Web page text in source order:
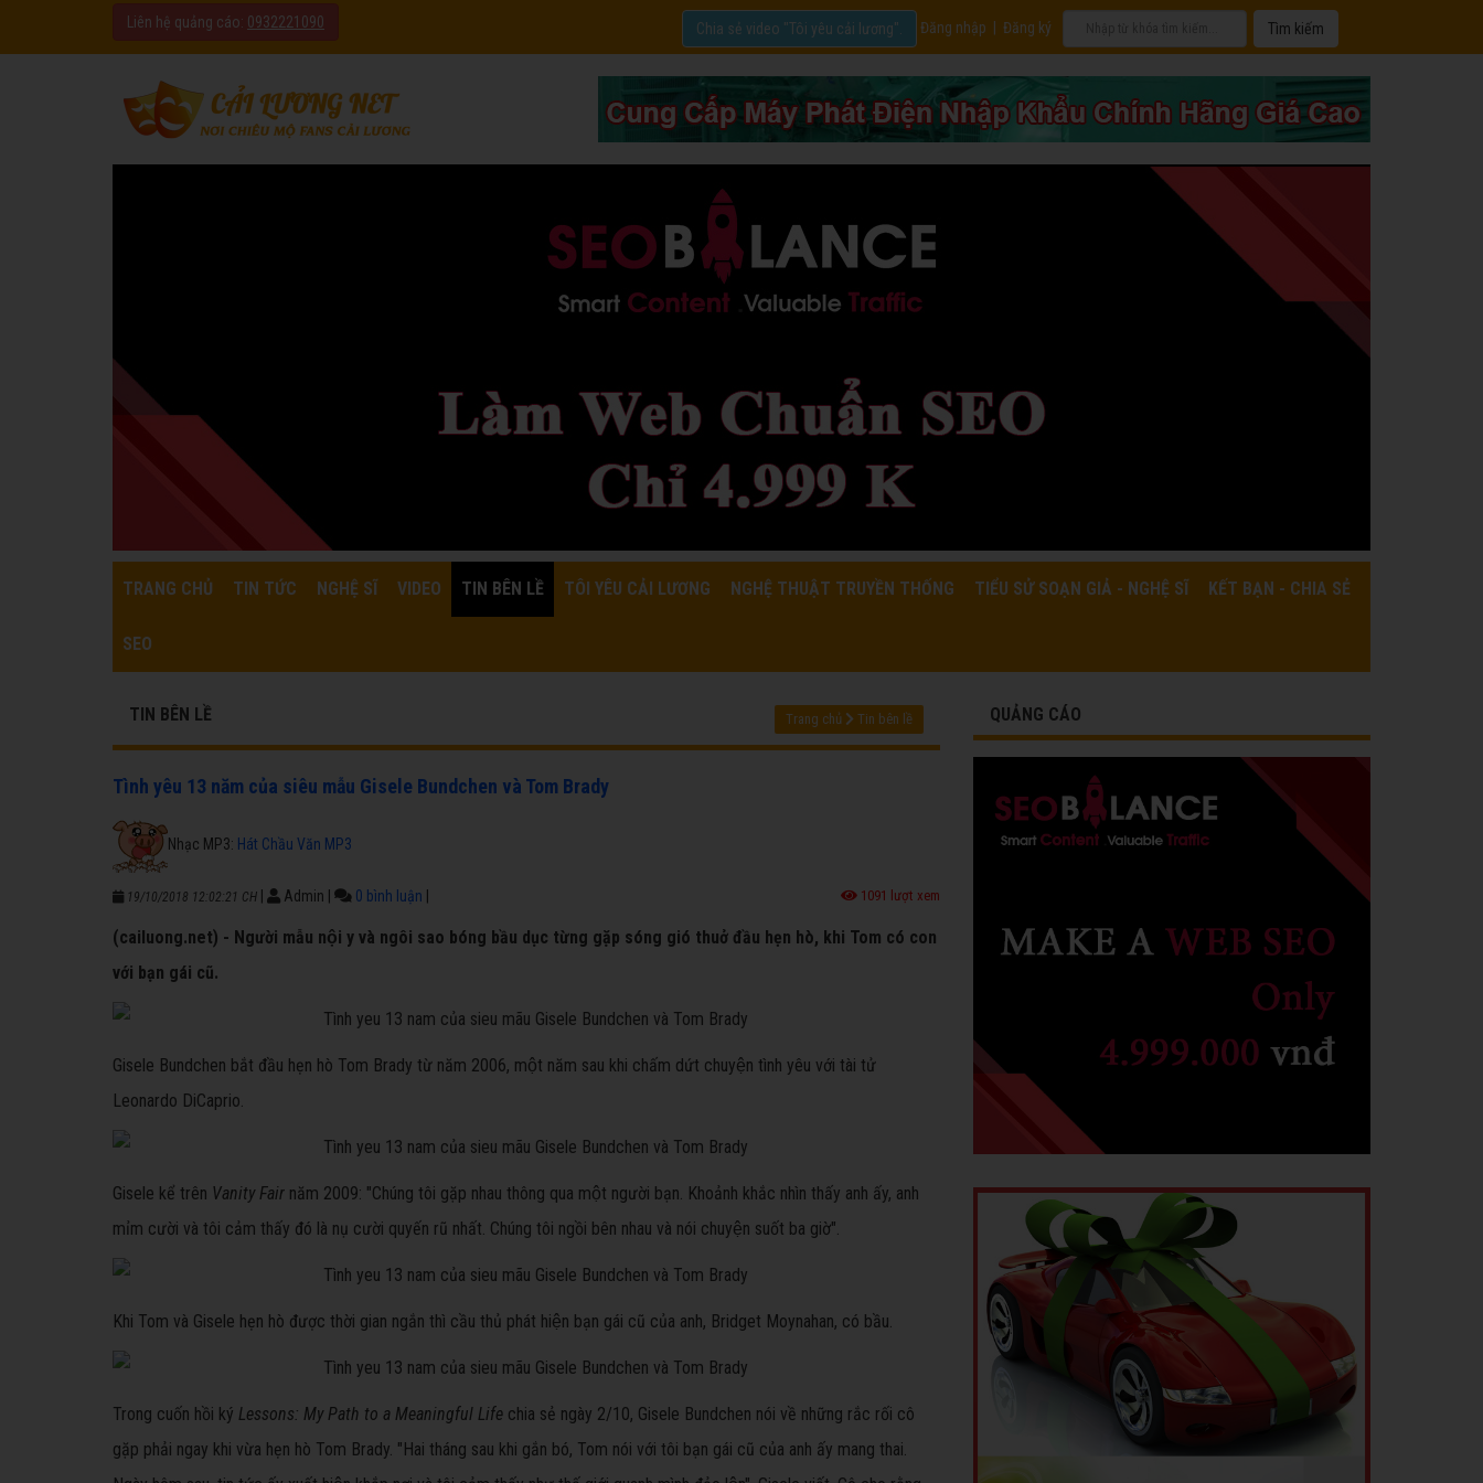
Liên hệ quảng cáo: 0932221090 Đăng nhập Đăng ký
Chia sẻ video "Tôi yêu cải lương".
TRANG CHỦ TIN TỨC NGHỆ SĨ VIDEO TIN BÊN LỀ TÔI YÊU CẢI LƯƠNG NGHỆ THUẬT TRUYỀN THỐNG TIỂU SỬ SOẠN GIẢ - NGHỆ SĨ KẾT BẠN - CHIA SẺ
SEO
TIN BÊN LỀ Trang chủ Tin bên lề
Tình yêu 13 năm của siêu mẫu Gisele Bundchen và Tom Brady
Nhạc MP3: Hát Chầu Văn MP3
19/10/2018 12:02:21 CH Admin 0 bình luận 1091 lượt xem
(cailuong.net) - Người mẫu nội y và ngôi sao bóng bầu dục từng gặp sóng gió thuở đầu hẹn hò, khi Tom có con
với bạn gái cũ.
Gisele Bundchen bắt đầu hẹn hò Tom Brady từ năm 2006, một năm sau khi chấm dứt chuyện tình yêu với tài tử
Leonardo DiCaprio.
Gisele kể trên Vanity Fair năm 2009: "Chúng tôi gặp nhau thông qua một người bạn. Khoảnh khắc nhìn thấy anh ấy, anh
mỉm cười và tôi cảm thấy đó là nụ cười quyến rũ nhất. Chúng tôi ngồi bên nhau và nói chuyện suốt ba giờ".
Khi Tom và Gisele hẹn hò được thời gian ngắn thì cầu thủ phát hiện bạn gái cũ của anh, Bridget Moynahan, có bầu.
Trong cuốn hồi ký Lessons: My Path to a Meaningful Life chia sẻ ngày 2/10, Gisele Bundchen nói về những rắc rối cô
gặp phải ngay khi vừa hẹn hò Tom Brady. "Hai tháng sau khi gắn bó, Tom nói với tôi bạn gái cũ của anh ấy mang thai.
QUẢNG CÁO